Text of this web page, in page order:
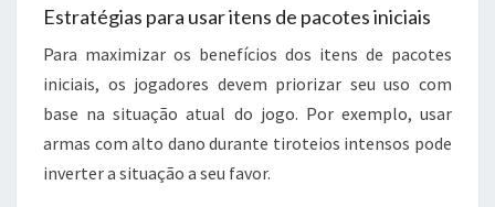
Estratégias para usar itens de pacotes iniciais
Para maximizar os benefícios dos itens de pacotes
iniciais, os jogadores devem priorizar seu uso com
base na situação atual do jogo. Por exemplo, usar
armas com alto dano durante tiroteios intensos pode
inverter a situação a seu favor.